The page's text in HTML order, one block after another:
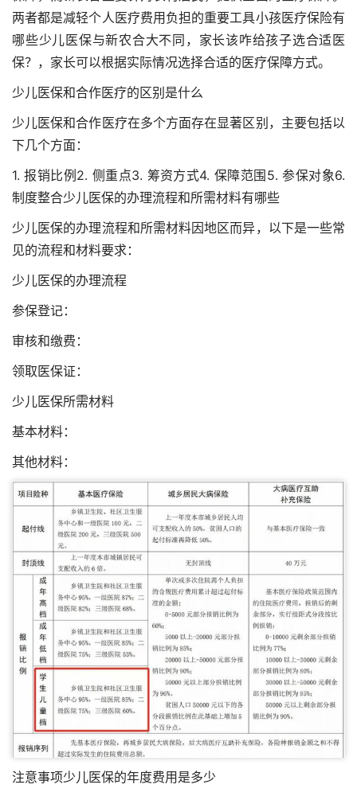
两者都是减轻个人医疗费用负担的重要工具小孩医疗保险有
哪些少儿医保与新农合大不同，家长该咋给孩子选合适医
保？，家长可以根据实际情况选择合适的医疗保障方式。
少儿医保和合作医疗的区别是什么
少儿医保和合作医疗在多个方面存在显著区别，主要包括以
下几个方面：
1. 报销比例2. 侧重点3. 筹资方式4. 保障范围5. 参保对象6.
制度整合少儿医保的办理流程和所需材料有哪些
少儿医保的办理流程和所需材料因地区而异，以下是一些常
见的流程和材料要求：
少儿医保的办理流程
​参保登记：
​审核和缴费：
​领取医保证：
少儿医保所需材料
​基本材料：
​其他材料：
注意事项少儿医保的年度费用是多少